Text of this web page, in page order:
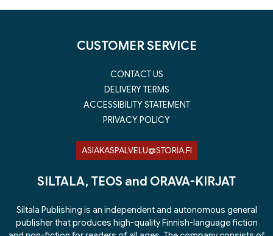
CUSTOMER SERVICE
CONTACT US
DELIVERY TERMS
ACCESSIBILITY STATEMENT
PRIVACY POLICY
ASIAKASPALVELU@STORIA.FI
SILTALA, TEOS and ORAVA-KIRJAT
Siltala Publishing is an independent and autonomous general
publisher that produces high-quality Finnish-language fiction